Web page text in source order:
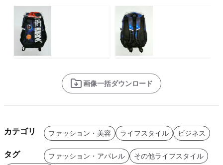
画像一括ダウンロード
カテゴリ ファッション・美容 ライフスタイル ビジネス
タグ ファッション・アパレル
その他ライフスタイル